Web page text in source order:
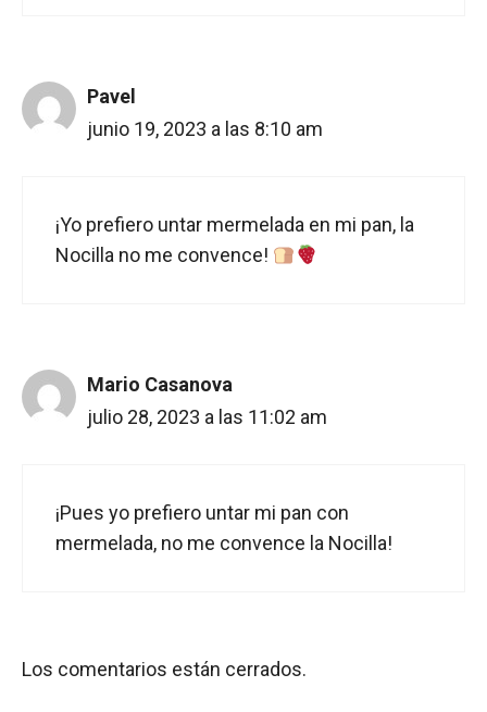
Pavel
junio 19, 2023 a las 8:10 am
¡Yo prefiero untar mermelada en mi pan, la
Nocilla no me convence!
Mario Casanova
julio 28, 2023 a las 11:02 am
¡Pues yo prefiero untar mi pan con
mermelada, no me convence la Nocilla!
Los comentarios están cerrados.